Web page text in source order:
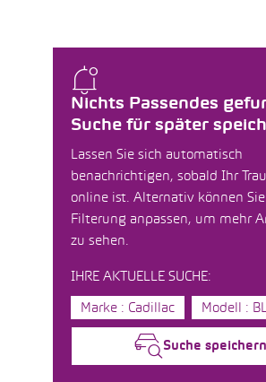
Nichts Passendes
Suche für später
Lassen Sie sich automatisch
benachrichtigen, sobald Ihr
online ist. Alternativ können
Filterung anpassen, um mehr
zu sehen.
IHRE AKTUELLE SUCHE:
Marke : Cadillac Modell :
Suche speichern